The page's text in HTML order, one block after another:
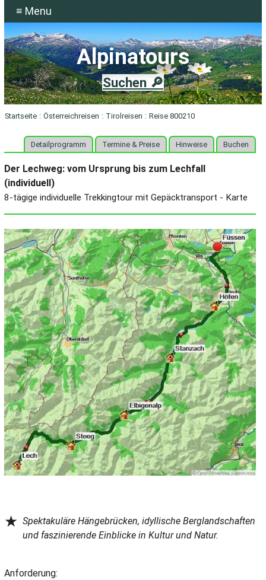
≡ Menu
Suchen 🔎
Alpinatours
Startseite : Österreichreisen : Tirolreisen : Reise 800210
Detailprogramm Termine & Preise Hinweise Buchen
Der Lechweg: vom Ursprung bis zum Lechfall
(individuell)
8-tägige individuelle Trekkingtour mit Gepäcktransport - Karte
★ Spektakuläre Hängebrücken, idyllische Berglandschaften
und faszinierende Einblicke in Kultur und Natur.
Anforderung: